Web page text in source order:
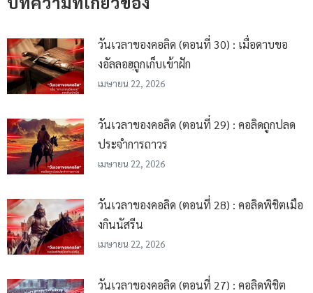
วันเวลาของคอลิด (ตอนที่ 30) : เมื่อดาบขอ
งอัลลอฮฺถูกเก็บเข้าฝัก
เมษายน 22, 2026
วันเวลาของคอลิด (ตอนที่ 29) : คอลิดถูกปลด
ประจำการถาวร
เมษายน 22, 2026
วันเวลาของคอลิด (ตอนที่ 28) : คอลิดพิชิตเมือ
งกินนัสรีน
เมษายน 22, 2026
วันเวลาของคอลิด (ตอนที่ 27) : คอลิดพิชิต